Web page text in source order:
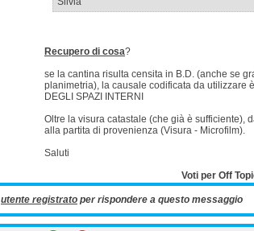
Recupero di cosa?
se la cantina risulta censita in B.D. (anche se
planimetria), la causale codificata da utilizzare
DEGLI SPAZI INTERNI
Oltre la visura catastale (che già è sufficiente),
alla partita di provenienza (Visura - Microfilm).
Saluti
Voti per Off
utente registrato per rispondere a questo messaggio